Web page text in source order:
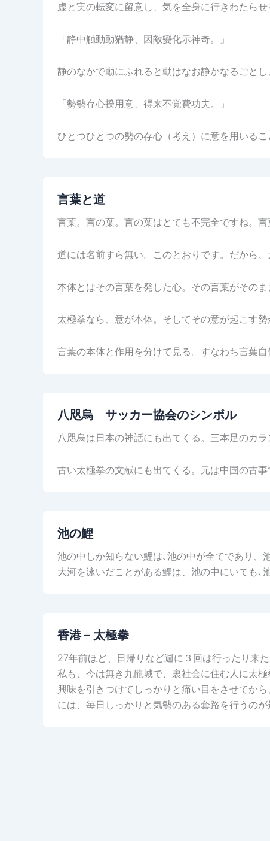
虚と実の転変に留意し、気を全身に行きわたらせ
「静中触動動猶静、因敵變化示神奇。」
静のなかで動にふれると動はなお静かなるごと
「勢勢存心揆用意、得来不覚費功夫。」
ひとつひとつの勢の存心（考え）に意を用いる
言葉と道
言葉。言の葉。言の葉はとても不完全ですね。
道には名前すら無い。このとおりです。だから
本体とはその言葉を発した心。その言葉がそのま
太極拳なら、意が本体。そしてその意が起こす勢
言葉の本体と作用を分けて見る。すなわち言葉
八咫烏 サッカー協会のシンボル
八咫烏は日本の神話にも出てくる。三本足のカ
古い太極拳の文献にも出てくる。元は中国の古
池の鯉
池の中しか知らない鯉は､池の中が全てであり、
大河を泳いだことがある鯉は、池の中にいても
香港 – 太極拳
27年前ほど、日帰りなど週に３回は行ったり来
私も、今は無き九龍城で、裏社会に住む人に太
興味を引きつけてしっかりと痛い目をさせてか
には、毎日しっかりと気勢のある套路を行うの